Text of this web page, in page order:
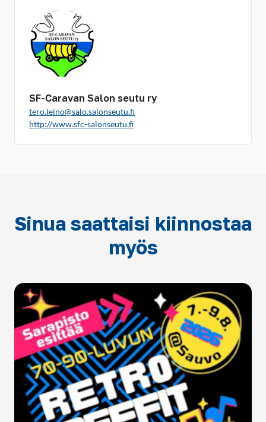
SF-Caravan Salon seutu ry
tero.leino@salo.salonseutu.fi
http://www.sfc-salonseutu.fi
Sinua saattaisi kiinnostaa
myös